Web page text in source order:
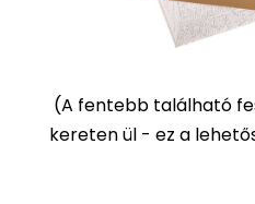
(A fentebb található
kereten ül - ez a